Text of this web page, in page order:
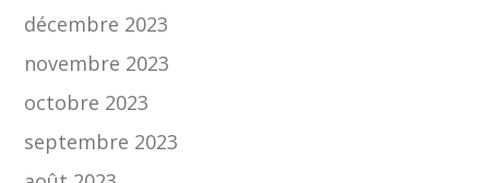
décembre 2023
novembre 2023
octobre 2023
septembre 2023